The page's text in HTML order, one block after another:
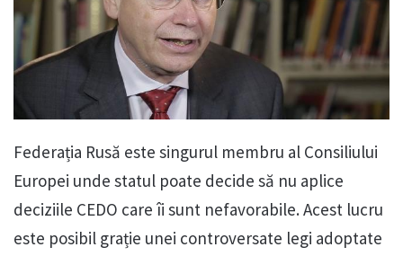
Federația Rusă este singurul membru al Consiliului
Europei unde statul poate decide să nu aplice
deciziile CEDO care îi sunt nefavorabile. Acest lucru
este posibil grație unei controversate legi adoptate